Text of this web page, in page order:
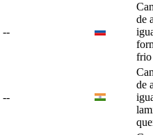
--
de
frio
--
de